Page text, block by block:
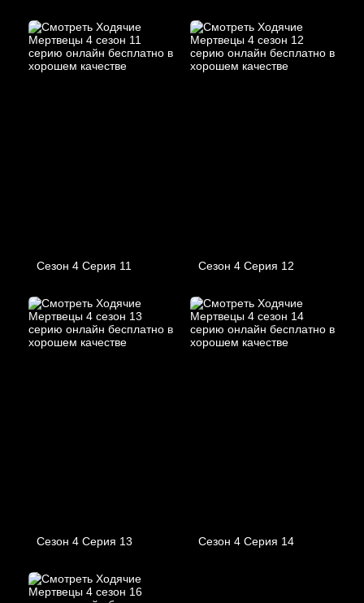
Сезон 4 Серия 11 Сезон 4 Серия 12
Сезон 4 Серия 13 Сезон 4 Серия 14